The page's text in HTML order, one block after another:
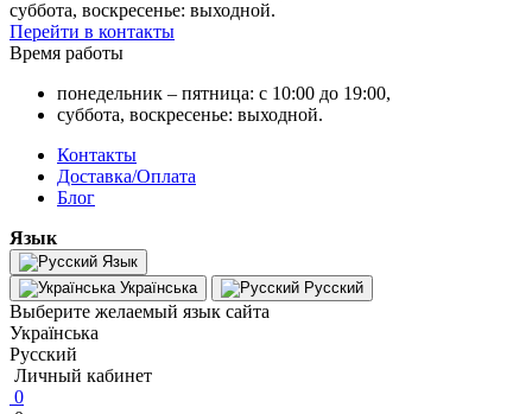
суббота, воскресенье: выходной.
Перейти в контакты
Время работы
понедельник – пятница: с 10:00 до 19:00,
суббота, воскресенье: выходной.
Контакты
Доставка/Оплата
Блог
Язык
Язык
Українська
Русский
Выберите желаемый язык сайта
Українська
Русский
Личный кабинет
0